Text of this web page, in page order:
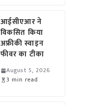
आईसीएआर ने
विकसित किया
अफ्रीकी स्वाइन
फीवर का टीका
August 5, 2026
3 min read